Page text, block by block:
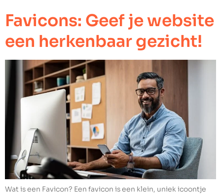
Favicons: Geef je website
een herkenbaar gezicht!
Wat is een Favicon? Een favicon is een klein, uniek icoontje